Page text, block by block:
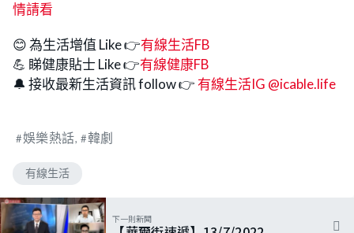
情請看
😊 為生活增值 Like 👉有線生活FB
💪 睇健康貼士 Like 👉有線健康FB
🔔 接收最新生活資訊 follow 👉 有線生活IG @icable.life
娛樂熱話 韓劇
有線生活
下一則新聞